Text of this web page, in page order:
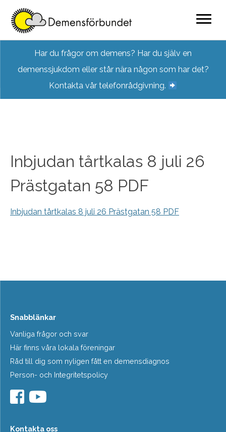
content
Har du frågor om demens? Har du själv en
demenssjukdom eller står nära någon som har det?
Kontakta vår telefonrådgivning.
Inbjudan tårtkalas 8 juli 26
Prästgatan 58 PDF
Inbjudan tårtkalas 8 juli 26 Prästgatan 58 PDF
Snabblänkar
Vanliga frågor och svar
Här finns våra lokala föreningar
Råd till dig som nyligen fått en demensdiagnos
Person- och Integritetspolicy
Kontakta oss